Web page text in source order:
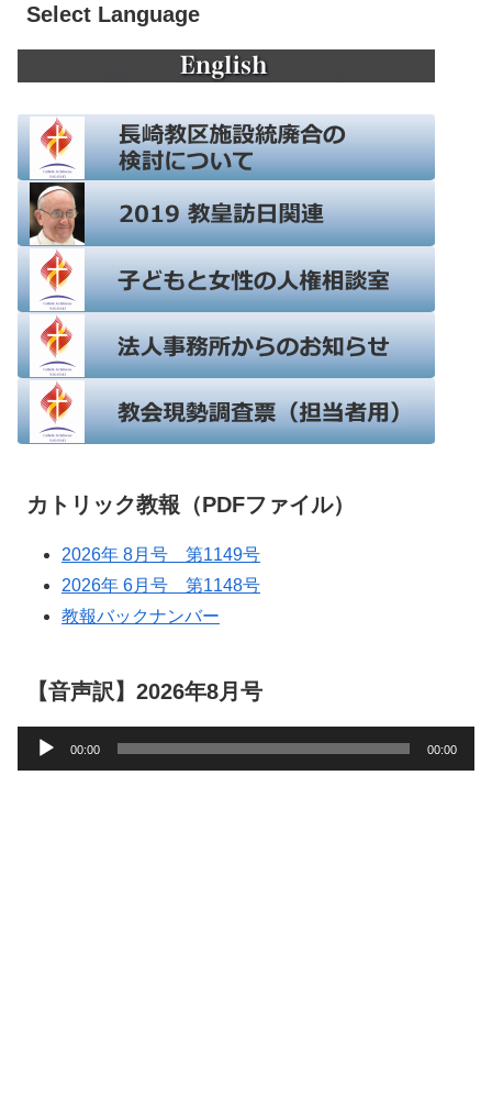
Select Language
カトリック教報（PDFファイル）
2026年 8月号 第1149号
2026年 6月号 第1148号
教報バックナンバー
【音声訳】2026年8月号
声
00:00 00:00